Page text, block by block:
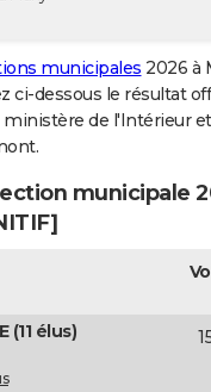
municipales 2026 à
ci-dessous le résultat
de l'Intérieur
municipale
(11 élus)